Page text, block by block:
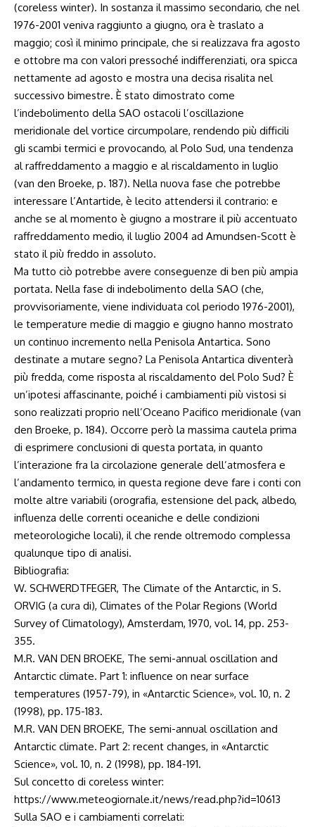
(coreless winter). In sostanza il massimo secondario, che nel
1976-2001 veniva raggiunto a giugno, ora è traslato a
maggio; così il minimo principale, che si realizzava fra agosto
e ottobre ma con valori pressoché indifferenziati, ora spicca
nettamente ad agosto e mostra una decisa risalita nel
successivo bimestre. È stato dimostrato come
l’indebolimento della SAO ostacoli l’oscillazione
meridionale del vortice circumpolare, rendendo più difficili
gli scambi termici e provocando, al Polo Sud, una tendenza
al raffreddamento a maggio e al riscaldamento in luglio
(van den Broeke, p. 187). Nella nuova fase che potrebbe
interessare l’Antartide, è lecito attendersi il contrario: e
anche se al momento è giugno a mostrare il più accentuato
raffreddamento medio, il luglio 2004 ad Amundsen-Scott è
stato il più freddo in assoluto.
Ma tutto ciò potrebbe avere conseguenze di ben più ampia
portata. Nella fase di indebolimento della SAO (che,
provvisoriamente, viene individuata col periodo 1976-2001),
le temperature medie di maggio e giugno hanno mostrato
un continuo incremento nella Penisola Antartica. Sono
destinate a mutare segno? La Penisola Antartica diventerà
più fredda, come risposta al riscaldamento del Polo Sud? È
un’ipotesi affascinante, poiché i cambiamenti più vistosi si
sono realizzati proprio nell’Oceano Pacifico meridionale (van
den Broeke, p. 184). Occorre però la massima cautela prima
di esprimere conclusioni di questa portata, in quanto
l’interazione fra la circolazione generale dell’atmosfera e
l’andamento termico, in questa regione deve fare i conti con
molte altre variabili (orografia, estensione del pack, albedo,
influenza delle correnti oceaniche e delle condizioni
meteorologiche locali), il che rende oltremodo complessa
qualunque tipo di analisi.
Bibliografia:
W. SCHWERDTFEGER, The Climate of the Antarctic, in S.
ORVIG (a cura di), Climates of the Polar Regions (World
Survey of Climatology), Amsterdam, 1970, vol. 14, pp. 253-
355.
M.R. VAN DEN BROEKE, The semi-annual oscillation and
Antarctic climate. Part 1: influence on near surface
temperatures (1957-79), in «Antarctic Science», vol. 10, n. 2
(1998), pp. 175-183.
M.R. VAN DEN BROEKE, The semi-annual oscillation and
Antarctic climate. Part 2: recent changes, in «Antarctic
Science», vol. 10, n. 2 (1998), pp. 184-191.
Sul concetto di coreless winter:
https://www.meteogiornale.it/news/read.php?id=10613
Sulla SAO e i cambiamenti correlati: